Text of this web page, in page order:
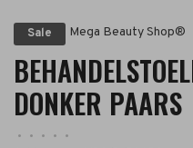
Sale Mega Beauty Shop®
DONKER PAARS
• • • •
•